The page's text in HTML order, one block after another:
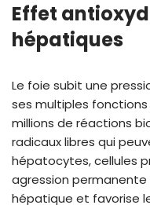
Effet
hépatiques
Le foie subit une
ses multiples
millions de réactions
radicaux libres qui
hépatocytes, cellules
agression
hépatique et favorise